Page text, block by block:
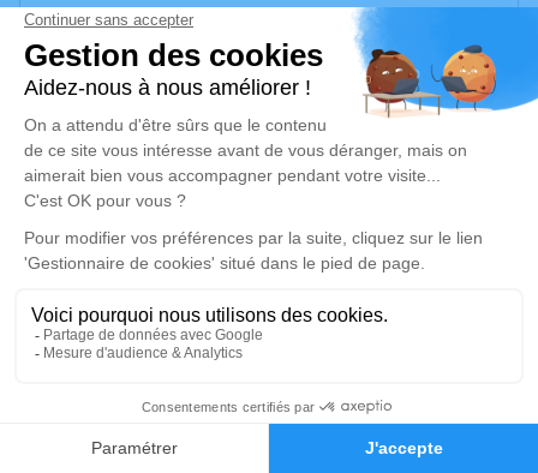
Faire-part Hommages
vos condoléances, partager des photos souvenirs, une
anecdote ou exprimer vos pensées à travers des
poèmes ou des textes. Cet endroit est un lieu
d'expression dédié à honorer la mémoire d’Alain
DEZEURE.
Un service de plantation d’arbre hommage est
disponible ici.
Je rends hommage
Cérémonie religieuse
Eglise St Martin d'Hersin-Coupigny
62530 Hersin-Coupigny